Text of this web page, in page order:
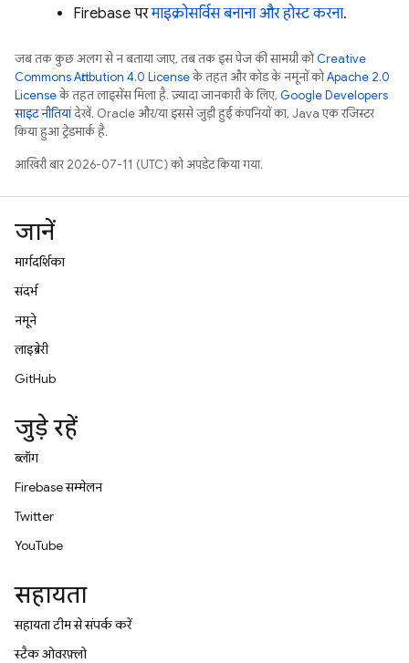
Firebase परमाइक्रोसर्विस बनाना और होस्ट करना.
जब तक कुछ अलग से न बताया जाए, तब तक इस पेज की सामग्री कोCreative
Commons Attribution 4.0 Licenseके तहत और कोड के नमूनों कोApache 2.0
Licenseके तहत लाइसेंस मिला है. ज़्यादा जानकारी के लिए, Google Developers
साइट नीतियांदेखें. Oracle और/या इससे जुड़ी हुई कंपनियों का, Java एक रजिस्टर
किया हुआ ट्रेडमार्क है.
आखिरी बार 2026-07-11 (UTC) को अपडेट किया गया.
जानें
मार्गदर्शिका
संदर्भ
नमूने
लाइब्रेरी
GitHub
जुड़े रहें
ब्लॉग
Firebase सम्मेलन
Twitter
YouTube
सहायता
सहायता टीम से संपर्क करें
स्टैक ओवरफ़्लो